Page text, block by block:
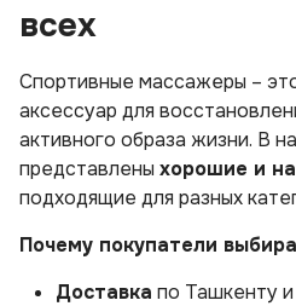
всех
Спортивные массажеры –
аксессуар для
активного образа жизни. В
представлены хорошие и
подходящие для разных
Почему покупатели
Доставка по Ташкенту